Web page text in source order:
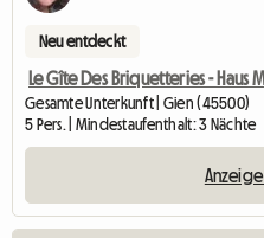
Neu entdeckt
Le Gîte Des Briquetteries - Haus
Gesamte Unterkunft | Gien (45500)
5 Pers. | Mindestaufenthalt: 3 Nächte